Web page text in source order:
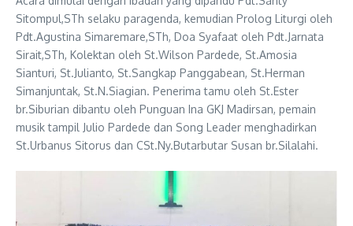
Sitompul,STh selaku paragenda, kemudian Prolog Liturgi oleh
Pdt.Agustina Simaremare,STh, Doa Syafaat oleh Pdt.Jarnata
Sirait,STh, Kolektan oleh St.Wilson Pardede, St.Amosia
Sianturi, St.Julianto, St.Sangkap Panggabean, St.Herman
Simanjuntak, St.N.Siagian. Penerima tamu oleh St.Ester
br.Siburian dibantu oleh Punguan Ina GKJ Madirsan, pemain
musik tampil Julio Pardede dan Song Leader menghadirkan
St.Urbanus Sitorus dan CSt.Ny.Butarbutar Susan br.Silalahi.